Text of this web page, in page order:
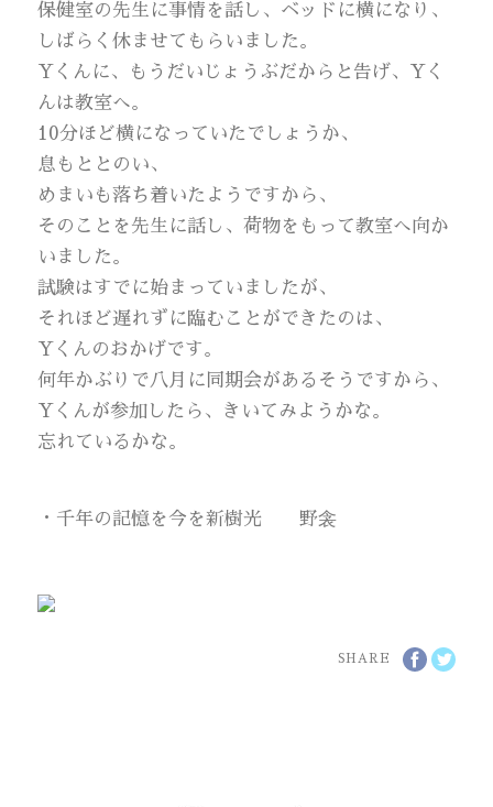
保健室の先生に事情を話し、ベッドに横になり、
しばらく休ませてもらいました。
Yくんに、もうだいじょうぶだからと告げ、Yく
んは教室へ。
10分ほど横になっていたでしょうか、
息もととのい、
めまいも落ち着いたようですから、
そのことを先生に話し、荷物をもって教室へ向か
いました。
試験はすでに始まっていましたが、
それほど遅れずに臨むことができたのは、
Yくんのおかげです。
何年かぶりで八月に同期会があるそうですから、
Yくんが参加したら、きいてみようかな。
忘れているかな。
・千年の記憶を今を新樹光 野衾
SHARE